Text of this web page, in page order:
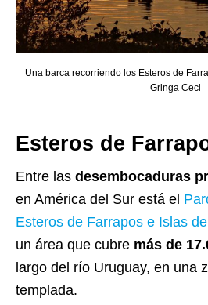
Una barca recorriendo los Esteros de
Gringa Ceci
Esteros de
Entre las desembocaduras
en América del Sur está el
Esteros de Farrapos e Islas
un área que cubre más de
largo del río Uruguay, en una
templada.